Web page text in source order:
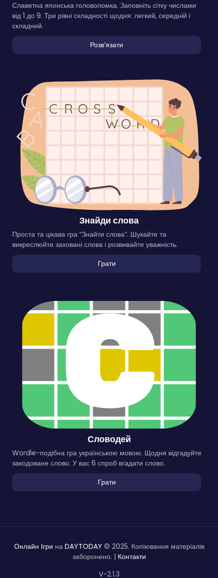
Славетна японська головоломка. Заповніть сітку числами
від 1 до 9. Три рівні складності щодня: легкий, середній і
складний.
Розвʼязати
Знайди слова
Проста та цікава гра “Знайти слова”. Шукайте та
викреслюйте заховані слова і розвивайте уважність.
Грати
Словодей
Wordle-подібна гра українською мовою. Щодня відгадуйте
закодоване слово. У вас 6 спроб вгадати слово.
Грати
Онлайн Ігри на DAYTODAY © 2025. Копіювання матеріалів
заборонено. | Контакти
V-2.1.3